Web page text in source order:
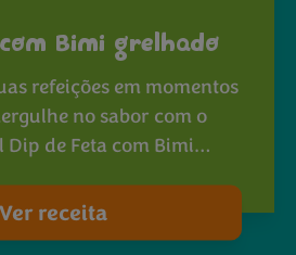
Bimi grelhado
refeições em momentos
no sabor com o
Dip de Feta com Bimi…
Ver receita